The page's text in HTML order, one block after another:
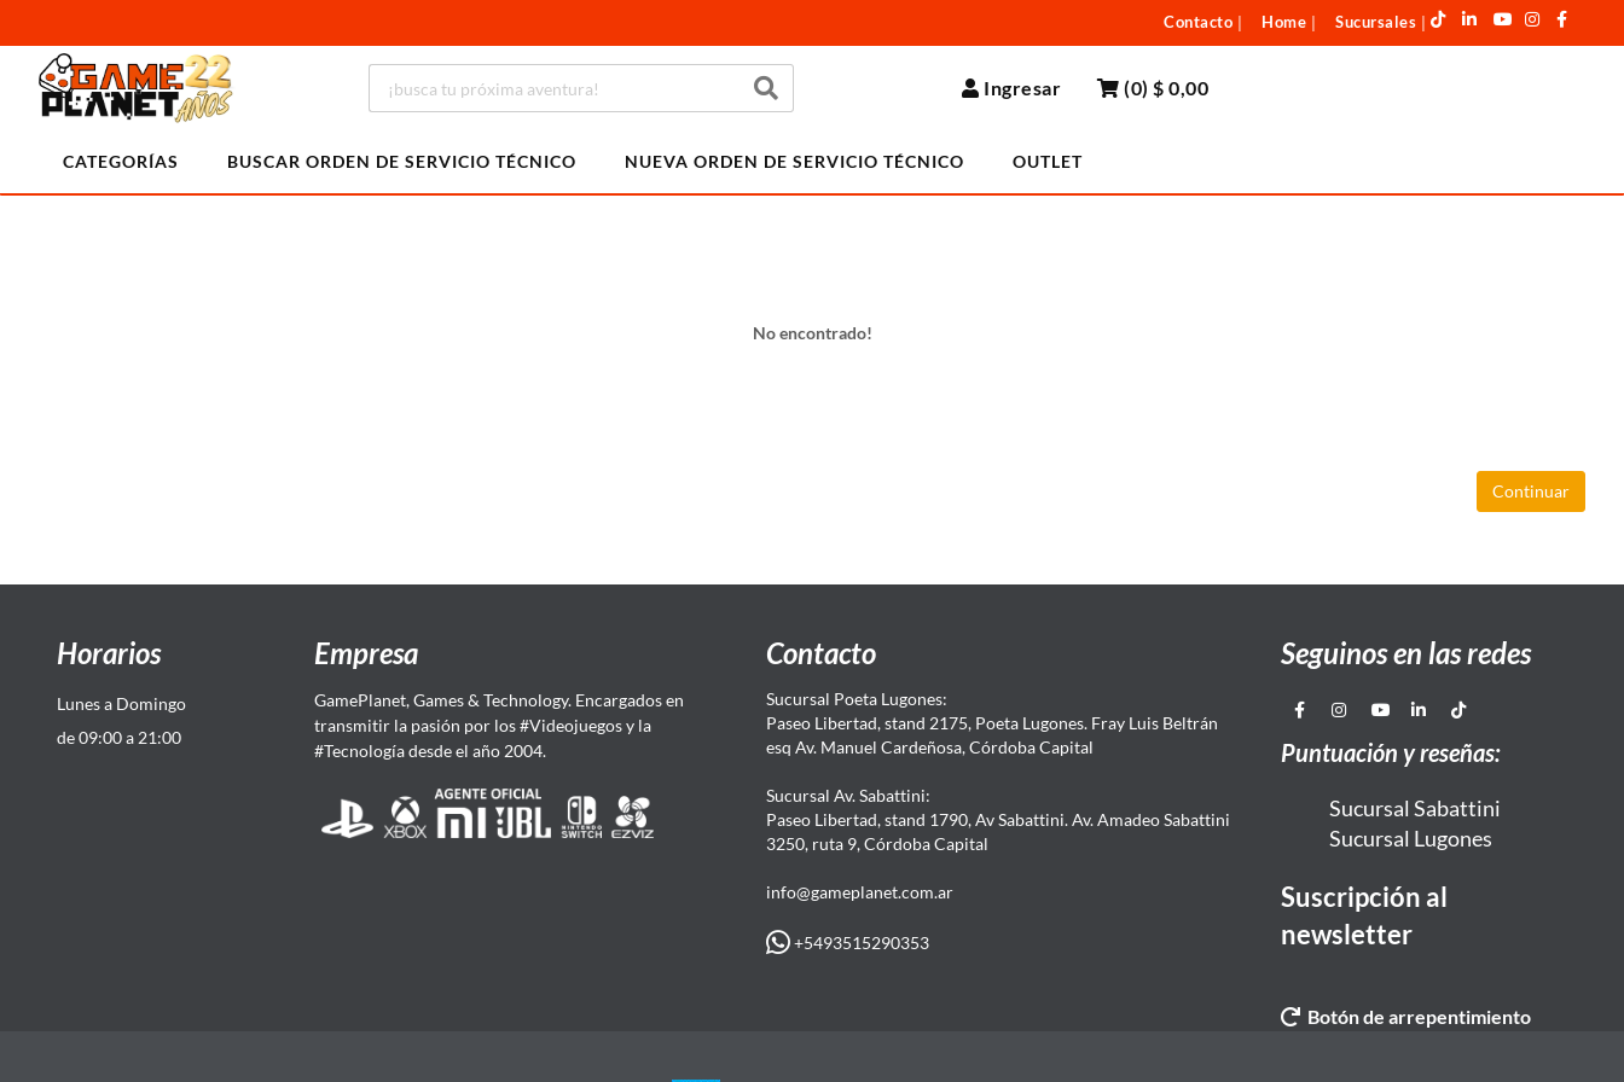
Contacto Home Sucursales
Ingresar (0)$ 0,00
CATEGORÍAS BUSCAR ORDEN DE SERVICIO TÉCNICO NUEVA ORDEN DE SERVICIO TÉCNICO OUTLET
No encontrado!
Continuar
Horarios
Lunes a Domingo
de 09:00 a 21:00
Empresa
GamePlanet, Games & Technology. Encargados en
transmitir la pasión por los #Videojuegos y la
#Tecnología desde el año 2004.
Contacto
Sucursal Poeta Lugones:
Paseo Libertad, stand 2175, Poeta Lugones. Fray Luis Beltrán
esq Av. Manuel Cardeñosa, Córdoba Capital
Sucursal Av. Sabattini:
Paseo Libertad, stand 1790, Av Sabattini. Av. Amadeo Sabattini
3250, ruta 9, Córdoba Capital
info@gameplanet.com.ar
+5493515290353
Seguinos en las redes
Puntuación y reseñas:
Sucursal Sabattini
Sucursal Lugones
Suscripción al
newsletter
Botón de arrepentimiento